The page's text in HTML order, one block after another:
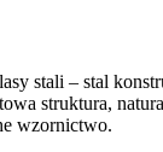
stali – stal
struktura,
wzornictwo.